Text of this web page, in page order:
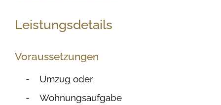
Leistungsdetails
Voraussetzungen
Umzug oder
Wohnungsaufgabe